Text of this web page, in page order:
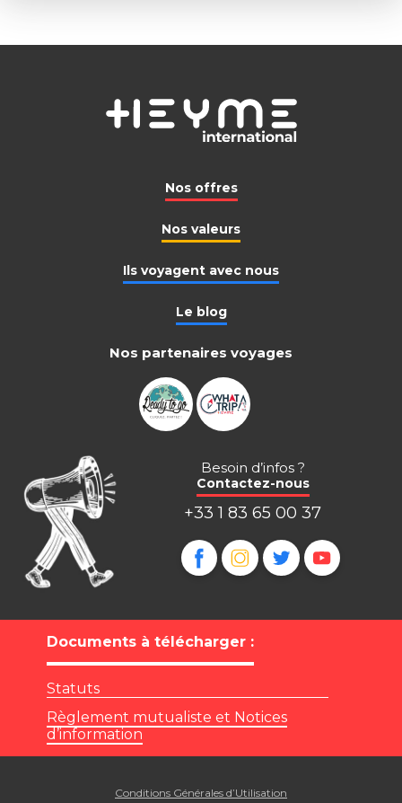
Nos offres
Nos valeurs
Ils voyagent avec nous
Le blog
Nos partenaires voyages
Besoin d’infos ?
Contactez-nous
+33 1 83 65 00 37
Documents à télécharger :
Statuts
Règlement mutualiste et Notices
d’information
Conditions Générales d’Utilisation